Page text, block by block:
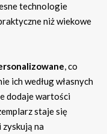
technologie
niż wiekowe
, co
ich według własnych
dodaje wartości
staje się
zyskują na